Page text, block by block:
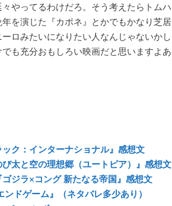
やってるわけだろ。そう考えたらトムハ
を演じた『カポネ』とかでもかなり芝居
ロみたいになりたい人なんじゃないかし
も充分おもしろい映画だと思いますよあ
ク：インターナショナル』感想文
太と空の理想郷（ユートピア）』感想文
ジラ×コング 新たなる帝国』感想文
ドゲーム』（ネタバレ多少あり）